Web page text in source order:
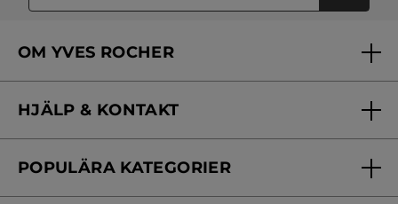
OM YVES ROCHER
Vårt engagemang
Skönhetstips
HJÄLP & KONTAKT
Kontakta oss
POPULÄRA KATEGORIER